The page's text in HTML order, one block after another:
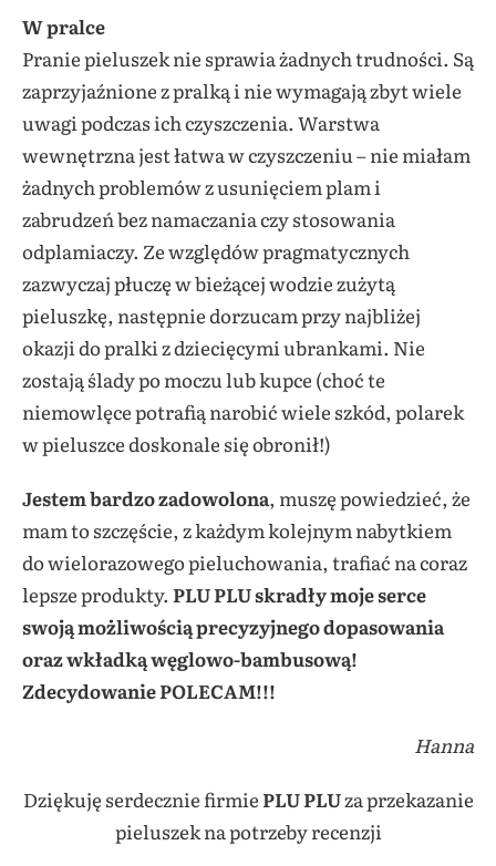
W pralce
Pranie pieluszek nie sprawia żadnych trudności. Są
zaprzyjaźnione z pralką i nie wymagają zbyt wiele
uwagi podczas ich czyszczenia. Warstwa
wewnętrzna jest łatwa w czyszczeniu – nie miałam
żadnych problemów z usunięciem plam i
zabrudzeń bez namaczania czy stosowania
odplamiaczy. Ze względów pragmatycznych
zazwyczaj płuczę w bieżącej wodzie zużytą
pieluszkę, następnie dorzucam przy najbliżej
okazji do pralki z dziecięcymi ubrankami. Nie
zostają ślady po moczu lub kupce (choć te
niemowlęce potrafią narobić wiele szkód, polarek
w pieluszce doskonale się obronił!)
Jestem bardzo zadowolona, muszę powiedzieć, że
mam to szczęście, z każdym kolejnym nabytkiem
do wielorazowego pieluchowania, trafiać na coraz
lepsze produkty. PLU PLU skradły moje serce
swoją możliwością precyzyjnego dopasowania
oraz wkładką węglowo-bambusową!
Zdecydowanie POLECAM!!!
Hanna
Dziękuję serdecznie firmiePLU PLUza przekazanie
pieluszek na potrzeby recenzji